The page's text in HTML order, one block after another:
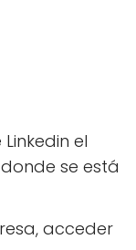
el
se está
acceder